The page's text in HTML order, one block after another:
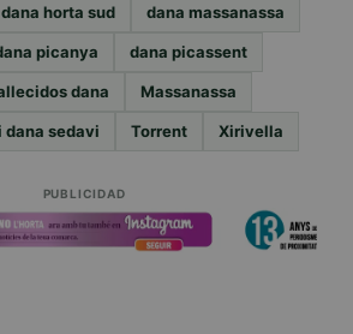
dana horta sud dana massanassa
picanya dana picassent
dana Massanassa
dana sedavi Torrent Xirivella
PUBLICIDAD